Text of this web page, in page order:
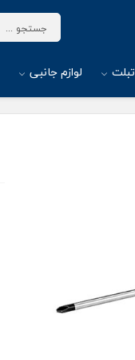
تبلت لوازم جانبی